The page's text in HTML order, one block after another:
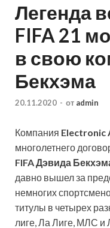
Легенда
FIFA 21
в свою
Бекхэма
20.11.2020 - от admin
Компания Electronic
многолетнего
FIFA Дэвида
давно вышел за
немногих
титулы в четырех
лиге, Ла Лиге, МЛС и